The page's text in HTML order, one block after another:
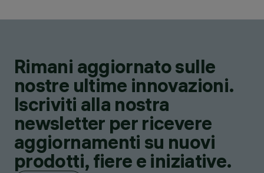
Rimani aggiornato sulle
nostre ultime innovazioni.
Iscriviti alla nostra
newsletter per ricevere
aggiornamenti su nuovi
prodotti, fiere e iniziative.